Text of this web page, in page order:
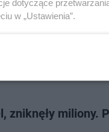
projekt
ma drastycz…
zniknęły miliony.
dotyczące
w „Ustawienia”.